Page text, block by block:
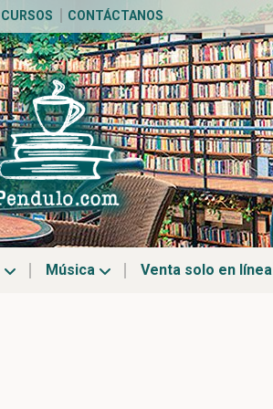
CURSOS CONTÁCTANOS
Música Venta solo en línea